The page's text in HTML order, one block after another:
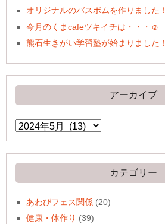
オリジナルのバスボムを作りました！
今月のくまcafeツキイチは・・・☺
熊石生きがい学習塾が始まりました！
アーカイブ
ア
ー
イ
ブ
カテゴリー
あわびフェス関係 (20)
健康・体作り (39)